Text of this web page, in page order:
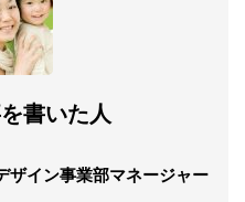
書いた人
ザイン事業部マネージャー